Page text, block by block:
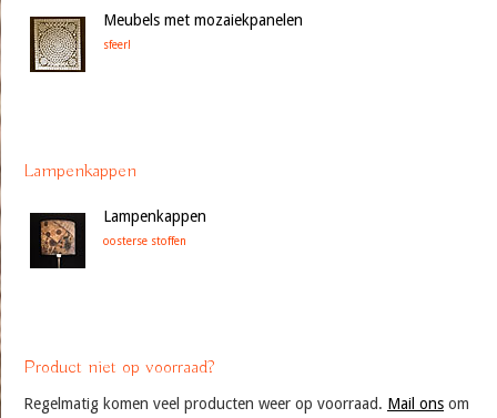
Meubels met mozaiekpanelen
sfeer!
Lampenkappen
Lampenkappen
oosterse stoffen
Product niet op voorraad?
Regelmatig komen veel producten weer op voorraad. Mail ons om